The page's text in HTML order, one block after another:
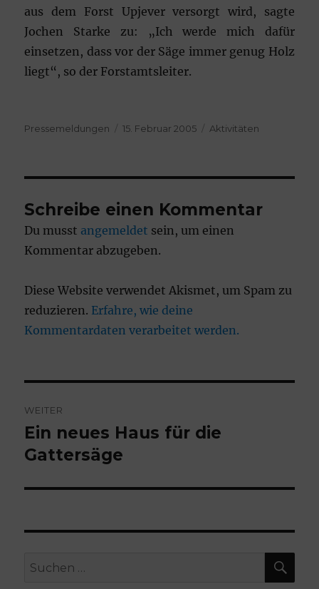
aus dem Forst Upjever versorgt wird, sagte
Jochen Starke zu: „Ich werde mich dafür
einsetzen, dass vor der Säge immer genug Holz
liegt“, so der Forstamtsleiter.
Autor
Pressemeldungen
Veröffentlicht
15. Februar 2005 Kategorien
Aktivitäten
Schreibe einen Kommentar
Du musst angemeldet sein, um einen
Kommentar abzugeben.
Diese Website verwendet Akismet, um Spam zu
reduzieren. Erfahre, wie deine
Kommentardaten verarbeitet werden.
WEITER
Nächster
Beitrag:
Ein neues Haus für die
Gattersäge
Suchen